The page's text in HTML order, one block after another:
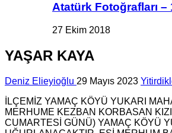
Atatürk Fotoğrafları –
27 Ekim 2018
YAŞAR KAYA
Deniz Elieyioğlu 29 Mayıs 2023
İLÇEMİZ YAMAÇ KÖYÜ YUKARI
MERHUME KEZBAN KORBASAN
CUMARTESİ GÜNÜ) YAMAÇ KÖYÜ